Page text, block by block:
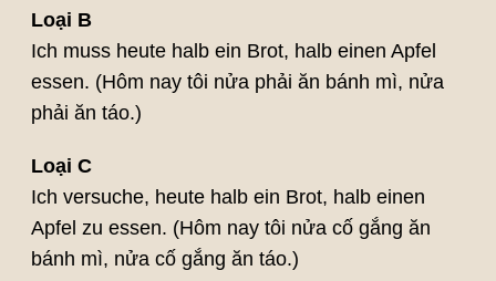
Loại B
Ich muss heute halb ein Brot, halb einen Apfel
essen. (Hôm nay tôi nửa phải ăn bánh mì, nửa
phải ăn táo.)
Loại C
Ich versuche, heute halb ein Brot, halb einen
Apfel zu essen. (Hôm nay tôi nửa cố gắng ăn
bánh mì, nửa cố gắng ăn táo.)